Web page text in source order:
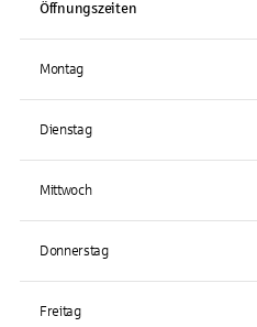
Öffnungszeiten
Montag
Dienstag
Mittwoch
Donnerstag
Freitag